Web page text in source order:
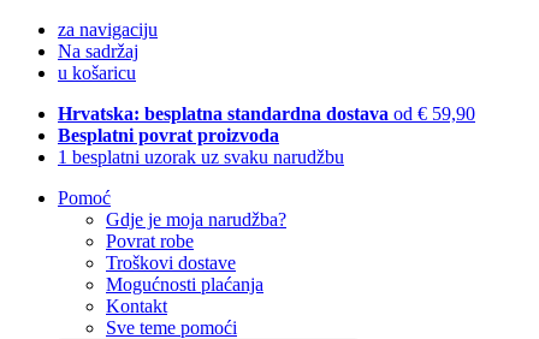
za navigaciju
Na sadržaj
u košaricu
Hrvatska: besplatna standardna dostava od € 59,90
Besplatni povrat proizvoda
1 besplatni uzorak uz svaku narudžbu
Pomoć
Gdje je moja narudžba?
Povrat robe
Troškovi dostave
Mogućnosti plaćanja
Kontakt
Sve teme pomoći